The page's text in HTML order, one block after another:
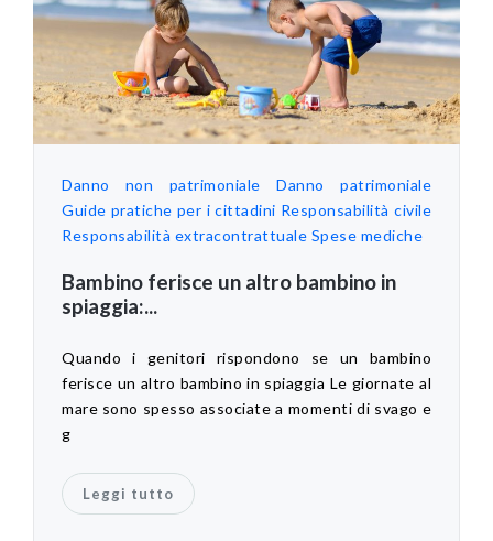
Danno non patrimoniale
Danno patrimoniale
Guide pratiche per i cittadini Responsabilità civile
Responsabilità extracontrattuale Spese mediche
Bambino ferisce un altro bambino in
spiaggia:...
Quando i genitori rispondono se un bambino
ferisce un altro bambino in spiaggia Le giornate al
mare sono spesso associate a momenti di svago e
g
Leggi tutto